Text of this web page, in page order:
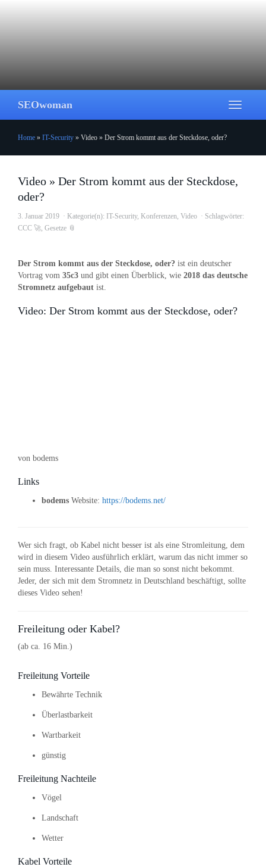
Toggle
SEOwoman
Home » IT-Security » Video » Der Strom kommt aus der Steckdose, oder?
Video » Der Strom kommt aus der Steckdose,
oder?
3. Januar 2019 Kategorie(n): IT-Security, Konferenzen, Video
Schlagwörter:
CCC 🚀, Gesetze 📎
Der Strom kommt aus der Steckdose, oder? ist ein deutscher
Vortrag vom 35c3 und gibt einen Überblick, wie 2018 das deutsche
Stromnetz aufgebaut ist.
Video: Der Strom kommt aus der Steckdose, oder?
von bodems
Links
bodems Website: https://bodems.net/
Wer sich fragt, ob Kabel nicht besser ist als eine Stromleitung, dem
wird in diesem Video ausführlich erklärt, warum das nicht immer so
sein muss. Interessante Details, die man so sonst nicht bekommt.
Jeder, der sich mit dem Stromnetz in Deutschland beschäftigt, sollte
dieses Video sehen!
Freileitung oder Kabel?
(ab ca. 16 Min.)
Freileitung Vorteile
Bewährte Technik
Überlastbarkeit
Wartbarkeit
günstig
Freileitung Nachteile
Vögel
Landschaft
Wetter
Kabel Vorteile